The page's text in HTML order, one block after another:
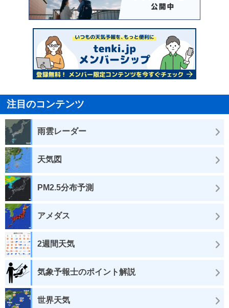
注目のコンテンツ
雨雲レーダー
天気図
PM2.5分布予測
アメダス
2週間天気
気象予報士のポイント解説
世界天気